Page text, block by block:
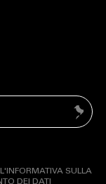
SULLA
DEI DATI
Invia